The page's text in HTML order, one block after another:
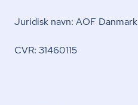
Juridisk navn: AOF Danmark
CVR: 31460115